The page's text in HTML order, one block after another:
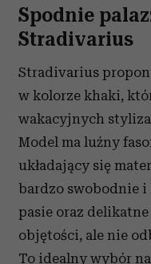
Spodnie
Stradivarius
Stradivarius
w kolorze khaki,
wakacyjnych
Model ma luźny
układający się
bardzo swobodnie i
pasie oraz delikatne
objętości, ale nie
To idealny wybór